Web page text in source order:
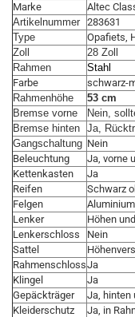
Marke
Altec
Artikelnummer 283631
Type
Opafiets,
Zoll
28 Zoll
Rahmen
Stahl
Farbe
schwarz-
Rahmenhöhe
53 cm
Bremse vorne
Nein,
Bremse hinten Ja,
Gangschaltung Nein
Beleuchtung
Ja, vorne
Kettenkasten
Ja
Reifen
Schwarz
Felgen
Lenker
Höhen
Lenkerschloss
Nein
Sattel
RahmenschlossJa
Klingel
Ja
Gepäckträger
Ja, hinten
Kleiderschutz
Ja, in